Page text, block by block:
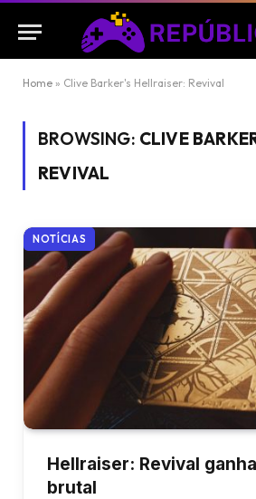
Home » Clive Barker's Hellraiser: Revival
BROWSING: CLIVE
REVIVAL
NOTÍCIAS
Hellraiser: Revival
brutal